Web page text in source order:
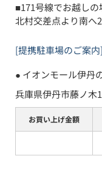
■171号線でお越しの
北村交差点より南へ
[提携駐車場のご案内]
● イオンモール伊丹
兵庫県伊丹市藤ノ木
お買い上げ金額